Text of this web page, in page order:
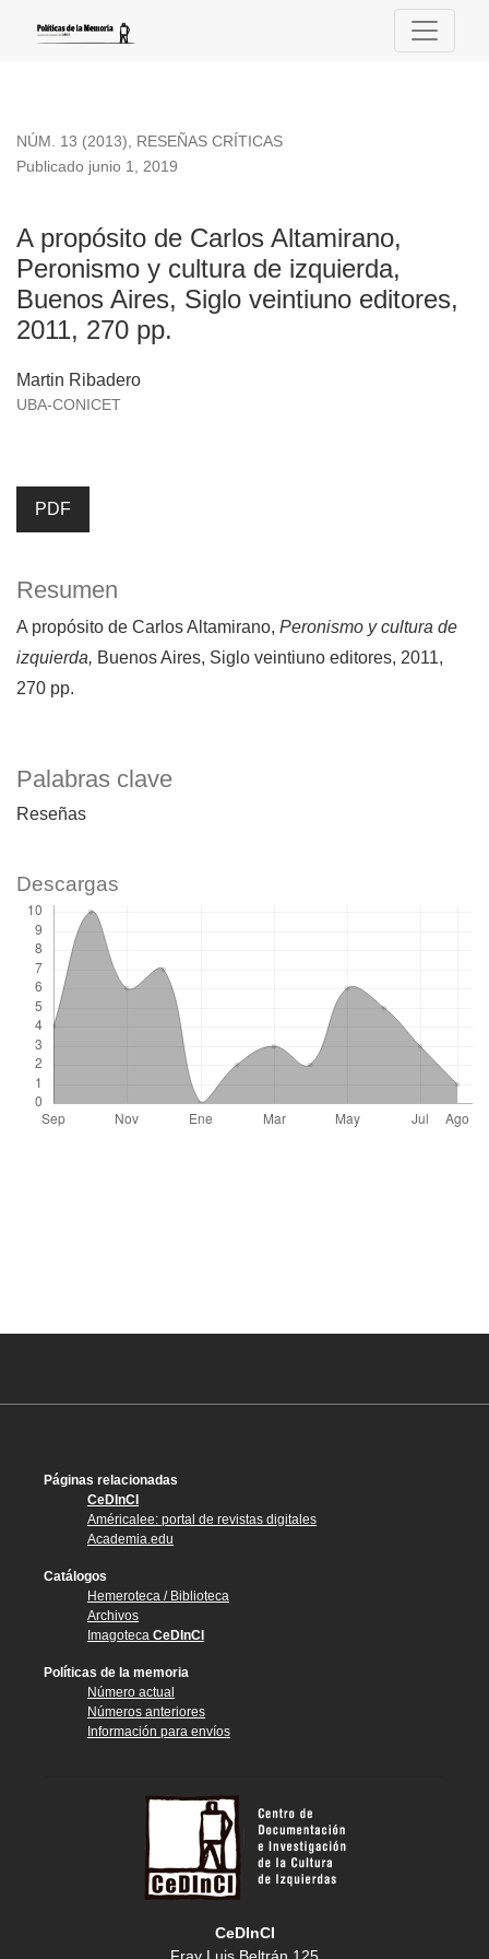
A propósito de Carlos Altamirano, Peronismo y cultura de
NÚM. 13 (2013), RESEÑAS CRÍTICAS
A propósito de Carlos Altamirano,
Peronismo y cultura de izquierda,
Buenos Aires, Siglo veintiuno editores,
2011, 270 pp.
Publicado junio 1, 2019
Martin Ribadero
UBA-CONICET
PDF
Palabras clave
Reseñas
Resumen
A propósito de Carlos Altamirano, Peronismo y cultura de
izquierda, Buenos Aires, Siglo veintiuno editores, 2011,
270 pp.
Descargas
Páginas relacionadas
CeDInCI
Américalee: portal de revistas digitales
Academia.edu
Catálogos
Hemeroteca / Biblioteca
Archivos
Imagoteca CeDInCI
Políticas de la memoria
Número actual
Números anteriores
Información para envíos
CeDInCI